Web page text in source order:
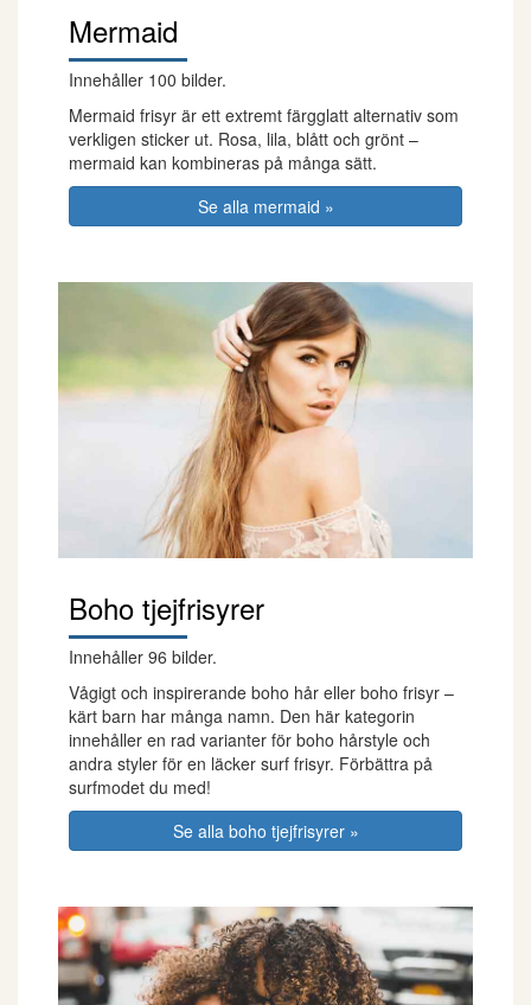
Mermaid
Innehåller 100 bilder.
Mermaid frisyr är ett extremt färgglatt alternativ som
verkligen sticker ut. Rosa, lila, blått och grönt –
mermaid kan kombineras på många sätt.
Se alla mermaid »
Boho tjejfrisyrer
Innehåller 96 bilder.
Vågigt och inspirerande boho hår eller boho frisyr –
kärt barn har många namn. Den här kategorin
innehåller en rad varianter för boho hårstyle och
andra styler för en läcker surf frisyr. Förbättra på
surfmodet du med!
Se alla boho tjejfrisyrer »